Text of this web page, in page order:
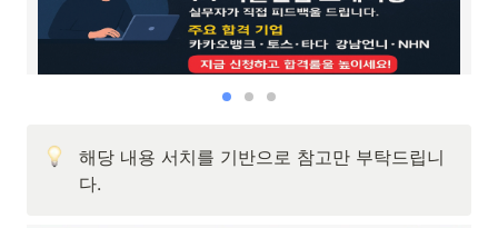
해당 내용 서치를 기반으로 참고만 부탁드립니
다.